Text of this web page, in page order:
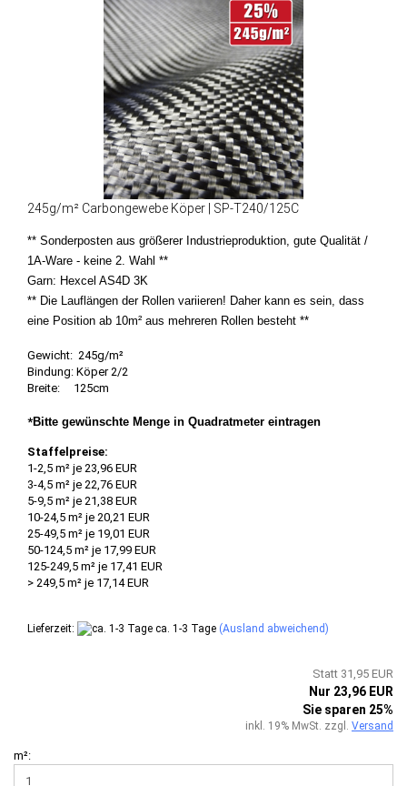
245g/m² Carbongewebe Köper | SP-T240/125C
** Sonderposten aus größerer Industrieproduktion, gute Qualität /
1A-Ware - keine 2. Wahl **
Garn: Hexcel AS4D 3K
** Die Lauflängen der Rollen variieren! Daher kann es sein, dass
eine Position ab 10m² aus mehreren Rollen besteht **
Gewicht: 245g/m²
Bindung: Köper 2/2
Breite: 125cm
*Bitte gewünschte Menge in Quadratmeter eintragen
Staffelpreise:
1-2,5 m² je 23,96 EUR
3-4,5 m² je 22,76 EUR
5-9,5 m² je 21,38 EUR
10-24,5 m² je 20,21 EUR
25-49,5 m² je 19,01 EUR
50-124,5 m² je 17,99 EUR
125-249,5 m² je 17,41 EUR
> 249,5 m² je 17,14 EUR
Lieferzeit: ca. 1-3 Tage (Ausland abweichend)
Statt 31,95 EUR
Nur 23,96 EUR
Sie sparen 25%
inkl. 19% MwSt. zzgl. Versand
m²: